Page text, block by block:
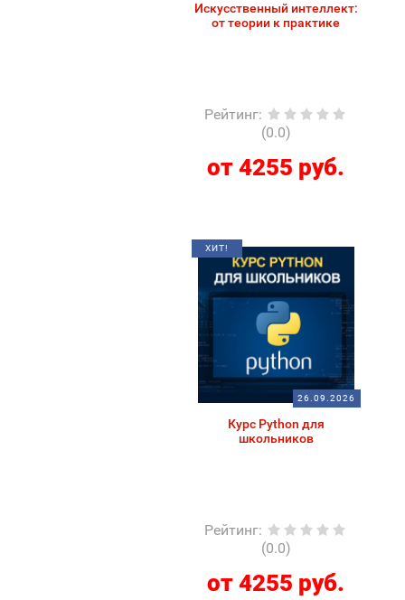
Искусственный интеллект:
от теории к практике
Рейтинг:
(0.0)
от 4255 руб.
ХИТ!
26.09.2026
Курс Python для
школьников
Рейтинг:
(0.0)
от 4255 руб.